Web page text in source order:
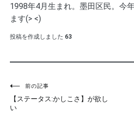
1998年4月生まれ。墨田区民。今
ます(> <)
投稿を作成しました 63
投
稿
前の記事
【ステータス:かしこさ】が欲し
い